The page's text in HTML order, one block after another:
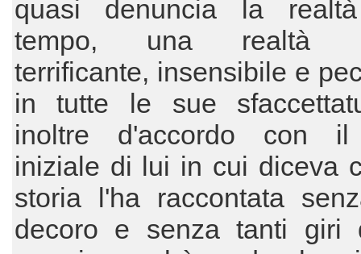
quasi denuncia la
tempo, una realtà
terrificante, insensibile e
in tutte le sue
inoltre d'accordo con il
iniziale di lui in cui diceva
storia l'ha raccontata
decoro e senza tanti giri